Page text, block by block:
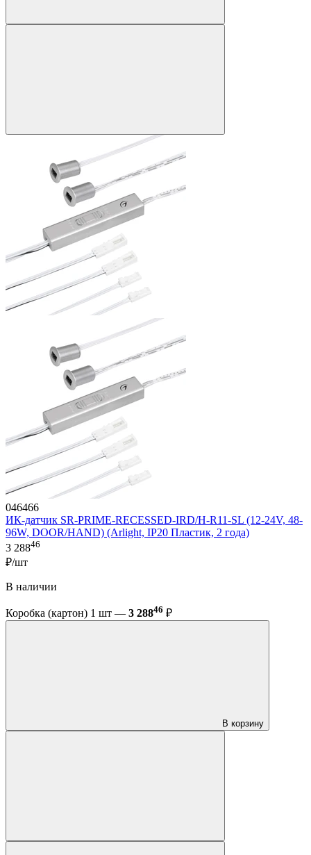
046466
ИК-датчик SR-PRIME-RECESSED-IRD/H-R11-SL (12-24V, 48-
96W, DOOR/HAND) (Arlight, IP20 Пластик, 2 года)
3 28846
₽/шт
В наличии
Коробка (картон) 1 шт — 3 28846 ₽
В корзину